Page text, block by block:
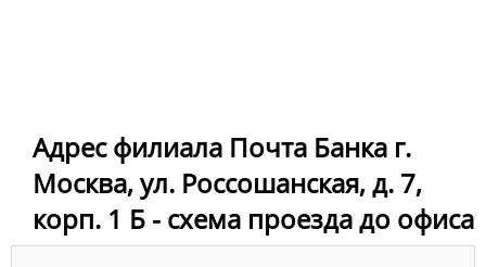
Адрес филиала Почта Банка г.
Москва, ул. Россошанская, д. 7,
корп. 1 Б - схема проезда до офиса